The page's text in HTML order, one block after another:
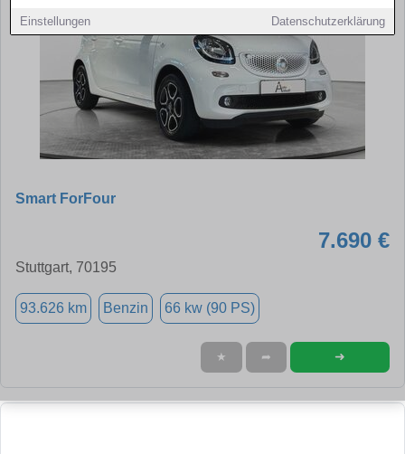
Einstellungen Datenschutzerklärung
Smart ForFour
7.690 €
Stuttgart, 70195
93.626 km Benzin 66 kw (90 PS)
★ ➦ ➜